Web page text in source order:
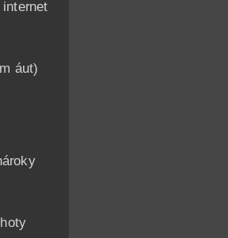
áut)